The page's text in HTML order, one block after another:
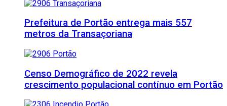
Prefeitura de Portão entrega mais 557
metros da Transaçoriana
Censo Demográfico de 2022 revela
crescimento populacional contínuo em Portão